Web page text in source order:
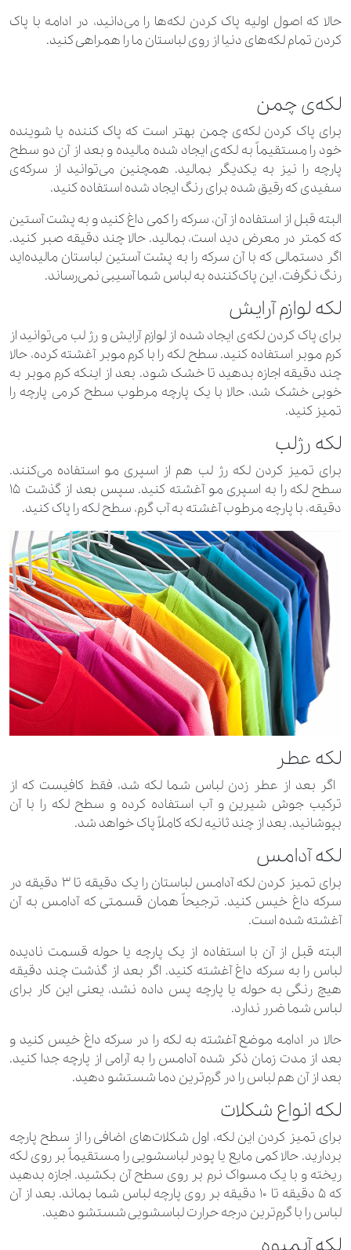
حالا که اصول اولیه پاک کردن لکه‌ها را می‌دانید، در ادامه با پاک
کردن تمام لکه‌های دنیا از روی لباستان ما را همراهی کنید.
لکه‌ی چمن
برای پاک کردن لکه‌ی چمن بهتر است که پاک کننده یا شوینده
خود را مستقیماً به لکه‌ی ایجاد شده مالیده و بعد از آن دو سطح
پارچه را نیز به یکدیگر بمالید. همچنین می‌توانید از سرکه‌ی
سفیدی که رقیق شده برای رنگ ایجاد شده استفاده کنید.
البته قبل از استفاده از آن، سرکه را کمی داغ کنید و به پشت آستین
که کمتر در معرض دید است، بمالید. حالا چند دقیقه صبر کنید.
اگر دستمالی که با آن سرکه را به پشت آستین لباستان مالیده‌اید
رنگ نگرفت، این پاک‌کننده به لباس شما آسیبی نمی‌رساند.
لکه لوازم آرایش
برای پاک کردن لکه‌ی ایجاد شده از لوازم آرایش و رژ لب می‌توانید از
کرم موبر استفاده کنید. سطح لکه را با کرم موبر آغشته کرده، حالا
چند دقیقه اجازه بدهید تا خشک شود. بعد از اینکه کرم موبر به
خوبی خشک شد، حالا با یک پارچه مرطوب سطح کرمی پارچه را
تمیز کنید.
لکه رژلب
برای تمیز کردن لکه رژ لب هم از اسپری مو استفاده می‌کنند.
سطح لکه را به اسپری مو آغشته کنید. سپس بعد از گذشت ۱۵
دقیقه، با پارچه مرطوب آغشته به آب گرم، سطح لکه را پاک کنید.
لکه عطر
اگر بعد از عطر زدن لباس شما لکه شد، فقط کافیست که از
ترکیب جوش شیرین و آب استفاده کرده و سطح لکه را با آن
بپوشانید. بعد از چند ثانیه لکه کاملاً پاک خواهد شد.
لکه آدامس
برای تمیز کردن لکه آدامس لباستان را یک دقیقه تا ۳ دقیقه در
سرکه داغ خیس کنید. ترجیحاً همان قسمتی که آدامس به آن
آغشته شده است.
البته قبل از آن با استفاده از یک پارچه یا حوله قسمت نادیده
لباس را به سرکه داغ آغشته کنید. اگر بعد از گذشت چند دقیقه
هیچ رنگی به حوله یا پارچه پس داده نشد، یعنی این کار برای
لباس شما ضرر ندارد.
حالا در ادامه موضع آغشته به لکه را در سرکه داغ خیس کنید و
بعد از مدت زمان ذکر شده آدامس را به آرامی از پارچه جدا کنید.
بعد از آن هم لباس را در گرم‌ترین دما شستشو دهید.
لکه انواع شکلات
برای تمیز کردن این لکه، اول شکلات‌های اضافی را از سطح پارچه
بردارید. حالا کمی مایع یا پودر لباسشویی را مستقیماً بر روی لکه
ریخته و با یک مسواک نرم بر روی سطح آن بکشید. اجازه بدهید
که ۵ دقیقه تا ۱۰ دقیقه بر روی پارچه لباس شما بماند. بعد از آن
لباس را با گرم‌ترین درجه حرارت لباسشویی شستشو دهید.